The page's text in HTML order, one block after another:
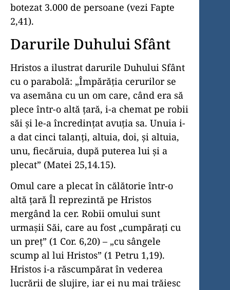
botezat 3.000 de persoane (vezi Fapte
2,41).
Darurile Duhului Sfânt
Hristos a ilustrat darurile Duhului Sfânt
cu o parabolă: „Împărăţia cerurilor se
va asemăna cu un om care, când era să
plece într-o altă ţară, i-a chemat pe robii
săi şi le-a încredinţat avuţia sa. Unuia i-
a dat cinci talanţi, altuia, doi, şi altuia,
unu, fiecăruia, după puterea lui şi a
plecat” (Matei 25,14.15).
Omul care a plecat în călătorie într-o
altă ţară Îl reprezintă pe Hristos
mergând la cer. Robii omului sunt
urmaşii Săi, care au fost „cumpăraţi cu
un preţ” (1 Cor. 6,20) – „cu sângele
scump al lui Hristos” (1 Petru 1,19).
Hristos i-a răscumpărat în vederea
lucrării de slujire, iar ei nu mai trăiesc